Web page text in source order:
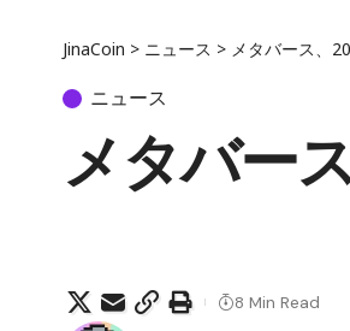
JinaCoin > ニュース > メタバース、
ニュース
メタバー
8 Min Read